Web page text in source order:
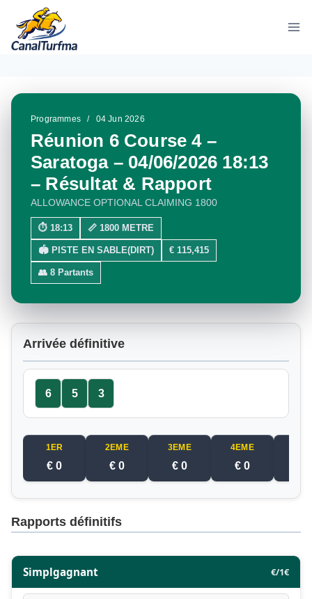
contenu
Programmes / 04 Jun 2026
Réunion 6 Course 4 –
Saratoga – 04/06/2026 18:13
– Résultat & Rapport
ALLOWANCE OPTIONAL CLAIMING 1800
⏱ 18:13 📏 1800 METRE
🏟 PISTE EN SABLE(DIRT) € 115,415
👥 8 Partants
Arrivée définitive
6 5 3
1ER
€ 0
2EME
€ 0
3EME
€ 0
4EME
€ 0
Rapports définitifs
Simplgagnant €/1€